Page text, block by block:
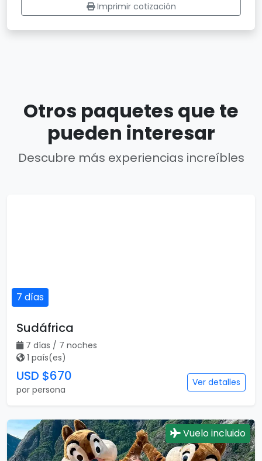
Imprimir cotización
Otros paquetes que te
pueden interesar
Descubre más experiencias increíbles
7 días
Sudáfrica
7 días / 7 noches
1 país(es)
USD $670
por persona
Ver detalles
Vuelo incluido